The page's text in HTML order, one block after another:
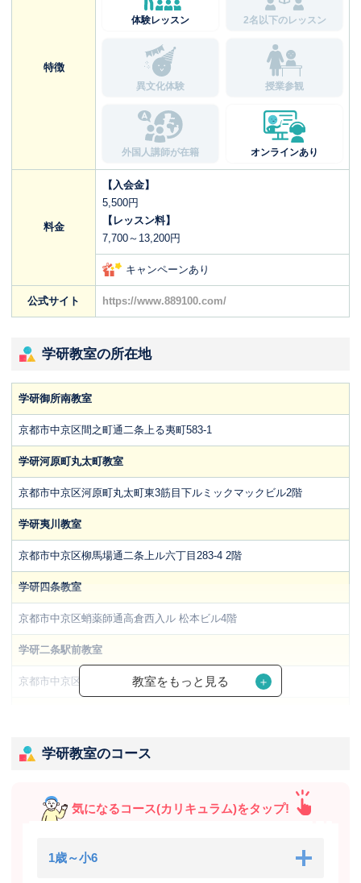
特徴
体験レッスン 2名以下のレッスン
異文化体験 授業参観
外国人講師が在籍 オンラインあり
料金
【入会金】
5,500円
【レッスン料】
7,700～13,200円
キャンペーンあり
公式サイト https://www.889100.com/
学研教室の所在地
学研御所南教室
京都市中京区間之町通二条上る夷町583-1
学研河原町丸太町教室
京都市中京区河原町丸太町東3筋目下ルミックマックビル2階
学研夷川教室
京都市中京区柳馬場通二条上ル六丁目283-4 2階
学研四条教室
京都市中京区蛸薬師通高倉西入ル 松本ビル4階
学研二条駅前教室
京都市中京区西ノ京勧学院町1-42
京都市中京区壬生東大竹町35-1
京都市中京区壬生御所ノ内町15-2
京都市中京区錦猪熊町553 マリアンインターナショナルスクール京都
教室をもっと見る
学研教室のコース
気になるコース(カリキュラム)をタップ!
1歳～小6